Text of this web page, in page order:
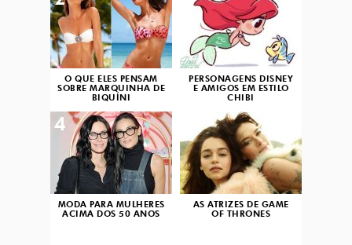
O QUE ELES PENSAM
SOBRE MARQUINHA DE
BIQUÍNI
PERSONAGENS DISNEY
E AMIGOS EM ESTILO
CHIBI
MODA PARA MULHERES
ACIMA DOS 50 ANOS
4
AS ATRIZES DE GAME
OF THRONES